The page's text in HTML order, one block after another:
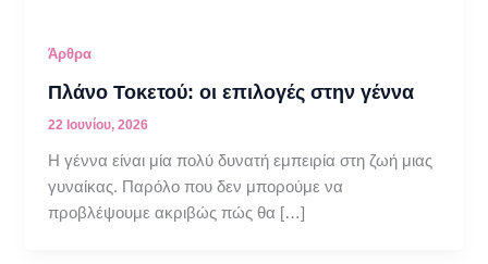
Άρθρα
Πλάνο Τοκετού: οι επιλογές στην γέννα
22 Ιουνίου, 2026
H γέννα είναι μία πολύ δυνατή εμπειρία στη ζωή μιας
γυναίκας. Παρόλο που δεν μπορούμε να
προβλέψουμε ακριβώς πώς θα […]